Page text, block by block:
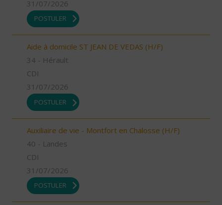
31/07/2026
POSTULER
Aide à domicile ST JEAN DE VEDAS (H/F)
34 - Hérault
CDI
31/07/2026
POSTULER
Auxiliaire de vie - Montfort en Chalosse (H/F)
40 - Landes
CDI
31/07/2026
POSTULER